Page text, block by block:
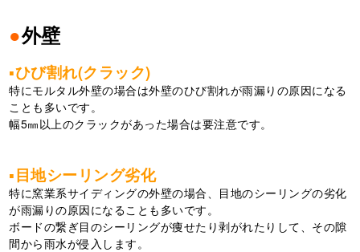
●外壁
▪ひび割れ(クラック)
特にモルタル外壁の場合は外壁のひび割れが雨漏りの原因になる
ことも多いです。
幅5㎜以上のクラックがあった場合は要注意です。
▪目地シーリング劣化
特に窯業系サイディングの外壁の場合、目地のシーリングの劣化
が雨漏りの原因になることも多いです。
ボードの繋ぎ目のシーリングが痩せたり剥がれたりして、その隙
間から雨水が侵入します。